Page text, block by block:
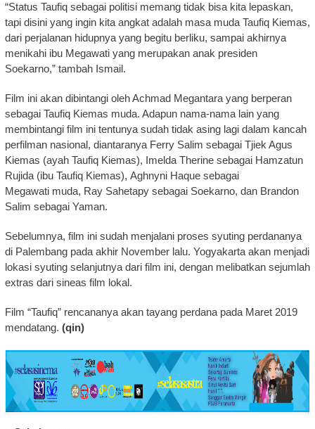
“Status Taufiq sebagai politisi memang tidak bisa kita lepaskan,
tapi disini yang ingin kita angkat adalah masa muda Taufiq Kiemas,
dari perjalanan hidupnya yang begitu berliku, sampai akhirnya
menikahi ibu Megawati yang merupakan anak presiden
Soekarno,” tambah Ismail.
Film ini akan dibintangi oleh Achmad Megantara yang berperan
sebagai Taufiq Kiemas muda. Adapun nama-nama lain yang
membintangi film ini tentunya sudah tidak asing lagi dalam kancah
perfilman nasional, diantaranya Ferry Salim sebagai Tjiek Agus
Kiemas (ayah Taufiq Kiemas), Imelda Therine sebagai Hamzatun
Rujida (ibu Taufiq Kiemas), Aghnyni Haque sebagai
Megawati muda, Ray Sahetapy sebagai Soekarno, dan Brandon
Salim sebagai Yaman.
Sebelumnya, film ini sudah menjalani proses syuting perdananya
di Palembang pada akhir November lalu. Yogyakarta akan menjadi
lokasi syuting selanjutnya dari film ini, dengan melibatkan sejumlah
extras dari sineas film lokal.
Film “Taufiq” rencananya akan tayang perdana pada Maret 2019
mendatang. (qin)